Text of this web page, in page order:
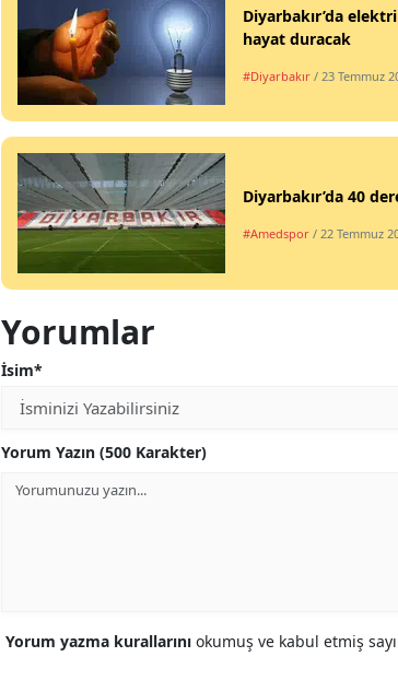
Diyarbakır’da
hayat duracak
#Diyarbakır / 23 Temmuz
Diyarbakır’da 40
#Amedspor / 22 Temmuz
Yorumlar
İsim*
Yorum Yazın (500 Karakter)
Yorum yazma kurallarını okumuş ve kabul etmiş